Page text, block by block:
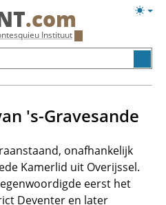
.com
Instituut
's-Gravesande
onafhankelijk
Kamerlid uit Overijssel.
eerst het
Deventer en later